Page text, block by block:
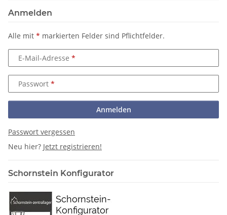
Anmelden
Alle mit * markierten Felder sind Pflichtfelder.
E-Mail-Adresse
Passwort
Anmelden
Passwort vergessen
Neu hier? Jetzt registrieren!
Schornstein Konfigurator